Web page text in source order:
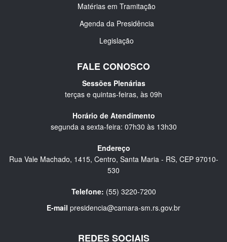
Matérias em Tramitação
Agenda da Presidência
Legislação
FALE CONOSCO
Sessões Plenárias
terças e quintas-feiras, às 09h
Horário de Atendimento
segunda a sexta-feira: 07h30 às 13h30
Endereço
Rua Vale Machado, 1415, Centro, Santa Maria - RS, CEP 97010-
530
Telefone: (55) 3220-7200
E-mail presidencia@camara-sm.rs.gov.br
REDES SOCIAIS